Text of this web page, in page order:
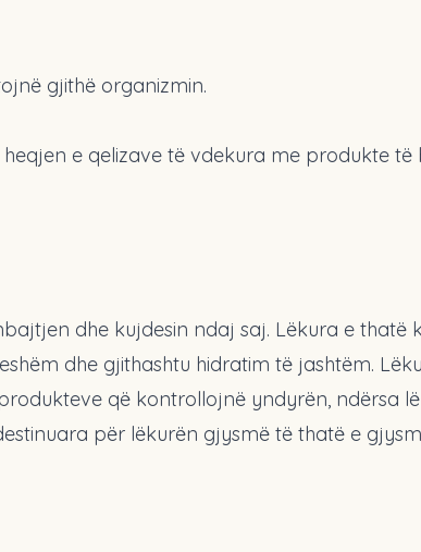
gjithë organizmin.
e qelizave të vdekura me produkte
dhe kujdesin ndaj saj. Lëkura e thatë
dhe gjithashtu hidratim të jashtëm.
që kontrollojnë yndyrën, ndërsa
për lëkurën gjysmë të thatë e